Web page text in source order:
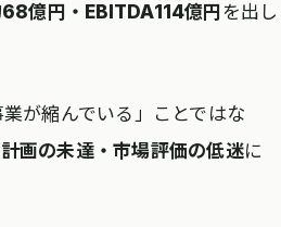
億円・EBITDA114億円 を出し
が縮んでいる」ことではな
画の未達・市場評価の低迷に